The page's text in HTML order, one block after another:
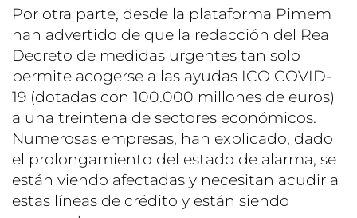
Por otra parte, desde la plataforma Pimem
han advertido de que la redacción del Real
Decreto de medidas urgentes tan solo
permite acogerse a las ayudas ICO COVID-
19 (dotadas con 100.000 millones de euros)
a una treintena de sectores económicos.
Numerosas empresas, han explicado, dado
el prolongamiento del estado de alarma, se
están viendo afectadas y necesitan acudir a
estas líneas de crédito y están siendo